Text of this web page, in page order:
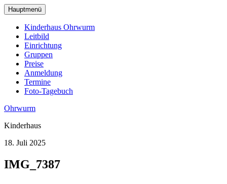
zum
Hauptinhalt
wechseln
Hauptmenü
Kinderhaus Ohrwurm
Leitbild
Einrichtung
Gruppen
Preise
Anmeldung
Termine
Foto-Tagebuch
Ohrwurm
Kinderhaus
18. Juli 2025
IMG_7387